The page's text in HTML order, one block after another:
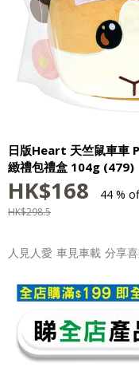
日版Heart 天竺鼠車車
緻禮包禮盒 104g (479)
HK$168 44 %
HK$298.5
人見人愛 車見車載 分享